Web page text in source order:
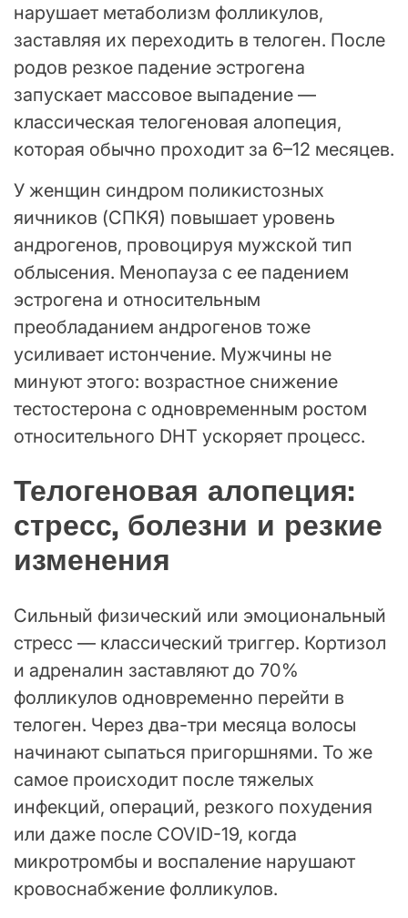
нарушает метаболизм фолликулов,
заставляя их переходить в телоген. После
родов резкое падение эстрогена
запускает массовое выпадение —
классическая телогеновая алопеция,
которая обычно проходит за 6–12 месяцев.
У женщин синдром поликистозных
яичников (СПКЯ) повышает уровень
андрогенов, провоцируя мужской тип
облысения. Менопауза с ее падением
эстрогена и относительным
преобладанием андрогенов тоже
усиливает истончение. Мужчины не
минуют этого: возрастное снижение
тестостерона с одновременным ростом
относительного DHT ускоряет процесс.
Телогеновая алопеция:
стресс, болезни и резкие
изменения
Сильный физический или эмоциональный
стресс — классический триггер. Кортизол
и адреналин заставляют до 70%
фолликулов одновременно перейти в
телоген. Через два-три месяца волосы
начинают сыпаться пригоршнями. То же
самое происходит после тяжелых
инфекций, операций, резкого похудения
или даже после COVID-19, когда
микротромбы и воспаление нарушают
кровоснабжение фолликулов.